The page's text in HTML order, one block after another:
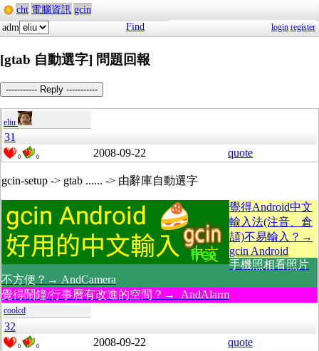
cht 電腦資訊 gcin
adm
Find login register
[gtab 自動選字] 問題回報
----------- Reply -----------
eliu
31
0 0 2008-09-22 quote
gcin-setup -> gtab ...... -> 由辭庫自動選字
覺得Android中文
輸入法(注音、倉
頡)不易輸入？→
gcin Android
手機照相看照片
不方便？→ AndCamera
覺得鬧鐘/行事曆有改進的空間？→ AndAlarm
coolcd
32
0 0 2008-09-22 quote